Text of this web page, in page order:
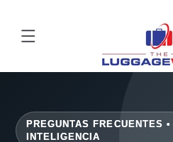
PREGUNTAS FRECUENTES
INTELIGENCIA